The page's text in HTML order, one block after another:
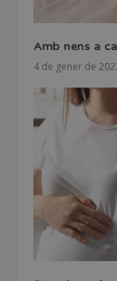
Amb nens a
4 de gener de